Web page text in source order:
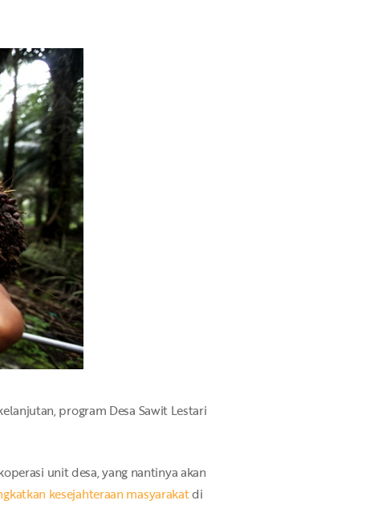
program Desa Sawit Lestari
unit desa, yang nantinya akan
kesejahteraan masyarakatdi